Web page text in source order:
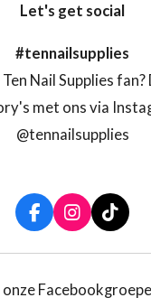
Let's get social
#tennailsupplies
Nail Supplies
met ons via
@tennailsupplies
F
a
c
b
I
n
s
a
T
i
k
o
onze